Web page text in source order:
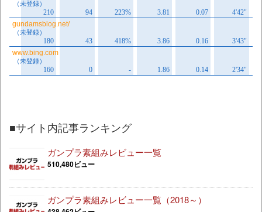
■サイト内記事ランキング
ガンプラ素組みレビュー一覧
510,480ビュー
ガンプラ素組みレビュー一覧（2018～）